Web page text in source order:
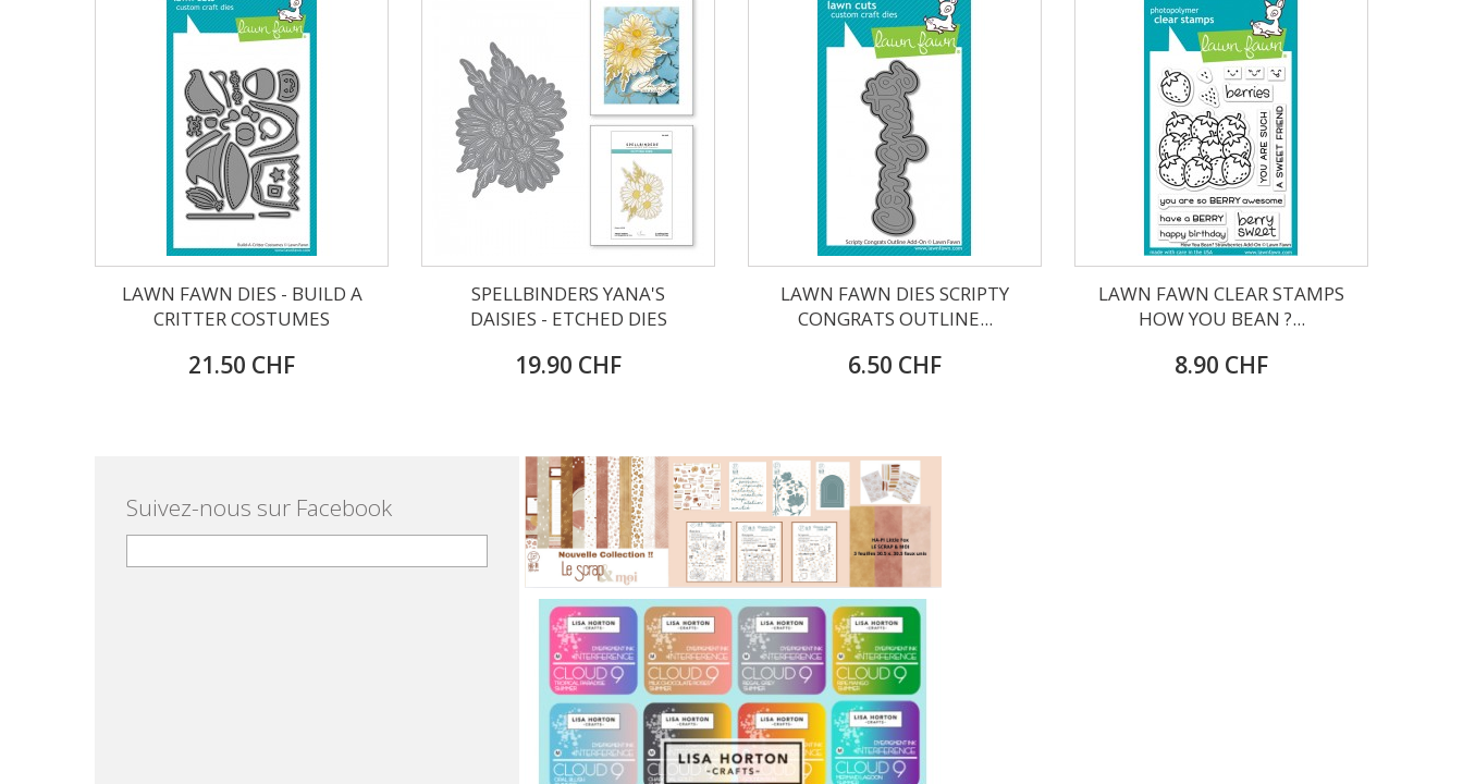
LAWN FAWN DIES - BUILD A
CRITTER COSTUMES
21.50 CHF
SPELLBINDERS YANA'S
DAISIES - ETCHED DIES
19.90 CHF
LAWN FAWN DIES SCRIPTY
CONGRATS OUTLINE...
6.50 CHF
LAWN FAWN CLEAR STAMPS
HOW YOU BEAN ?...
8.90 CHF
Suivez-nous sur Facebook